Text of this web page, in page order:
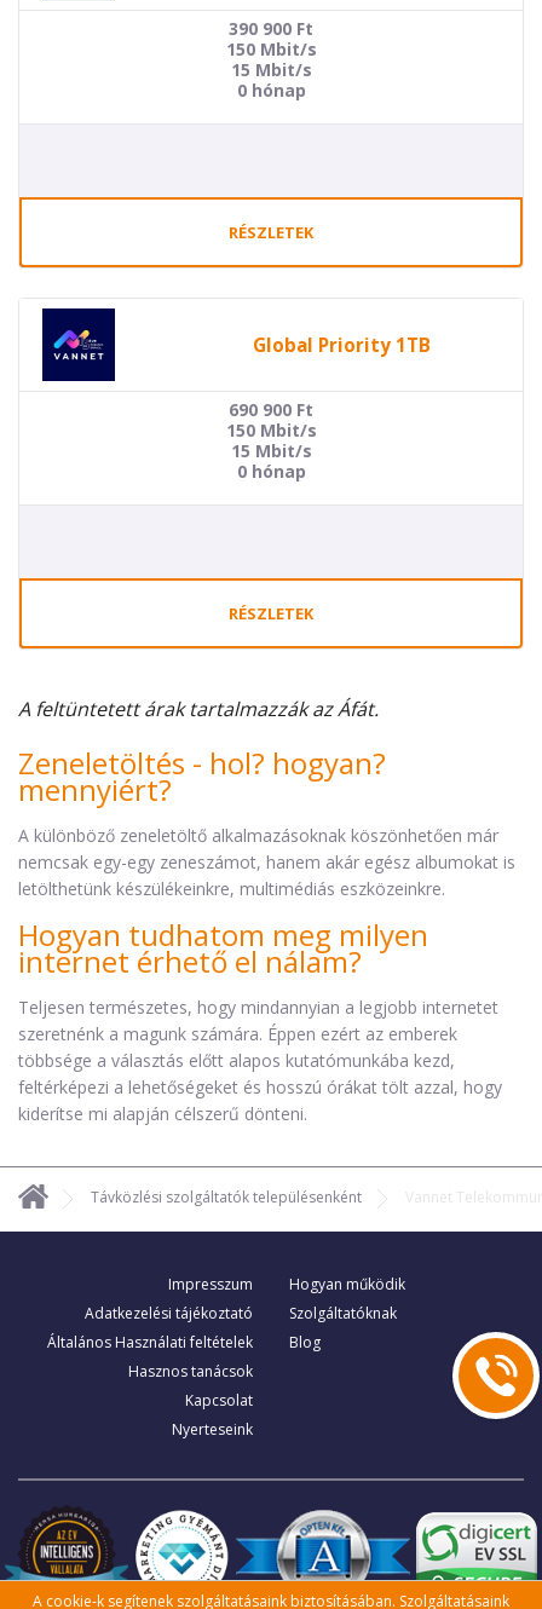
390 900 Ft
150 Mbit/s
15 Mbit/s
0 hónap
RÉSZLETEK
Global Priority 1TB
690 900 Ft
150 Mbit/s
15 Mbit/s
0 hónap
RÉSZLETEK
A feltüntetett árak tartalmazzák az Áfát.
Zeneletöltés - hol? hogyan?
mennyiért?
A különböző zeneletöltő alkalmazásoknak köszönhetően már
nemcsak egy-egy zeneszámot, hanem akár egész albumokat is
letölthetünk készülékeinkre, multimédiás eszközeinkre.
Hogyan tudhatom meg milyen
internet érhető el nálam?
Teljesen természetes, hogy mindannyian a legjobb internetet
szeretnénk a magunk számára. Éppen ezért az emberek
többsége a választás előtt alapos kutatómunkába kezd,
feltérképezi a lehetőségeket és hosszú órákat tölt azzal, hogy
kiderítse mi alapján célszerű dönteni.
Távközlési szolgáltatók településenként Vannet
Impresszum
Adatkezelési tájékoztató
Általános Használati feltételek
Hasznos tanácsok
Kapcsolat
Nyerteseink
Hogyan működik
Szolgáltatóknak
Blog
A cookie-k segítenek szolgáltatásaink biztosításában. Szolgáltatásaink